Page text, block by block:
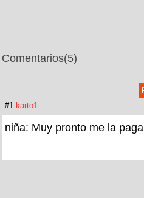
Comentarios(5)
#1 karto1
niña: Muy pronto me la